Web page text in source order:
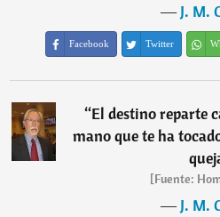
―J. M.
Facebook Twitter
“El destino reparte
mano que te ha
[Fuente:
―J. M.